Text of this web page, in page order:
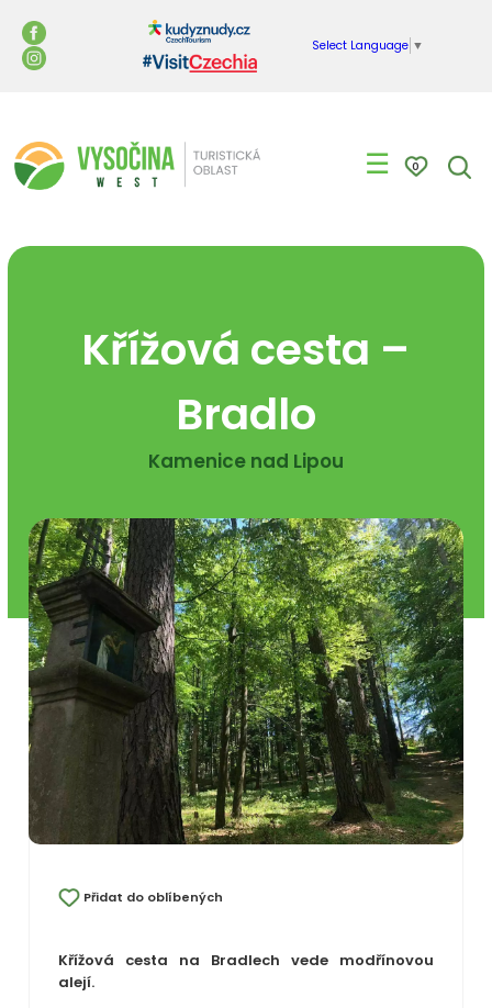
Select Language ▼
☰ 0
Křížová cesta –
Bradlo
Kamenice nad Lipou
Přidat do oblíbených
Křížová cesta na Bradlech vede modřínovou
alejí.